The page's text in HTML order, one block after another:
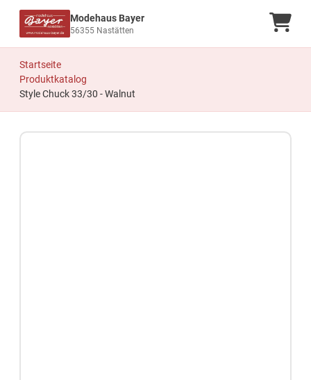
Modehaus Bayer
56355 Nastätten
Startseite
Produktkatalog
Style Chuck 33/30 - Walnut